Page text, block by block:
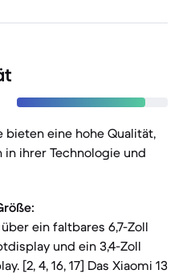
bieten eine hohe Qualität,
ihrer Technologie und
ein faltbares 6,7-Zoll
und ein 3,4-Zoll
[2, 4, 16, 17] Das Xiaomi 13